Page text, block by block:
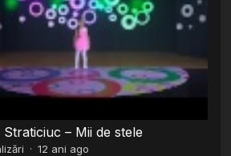
Straticiuc – Mii de stele
· 12 ani ago